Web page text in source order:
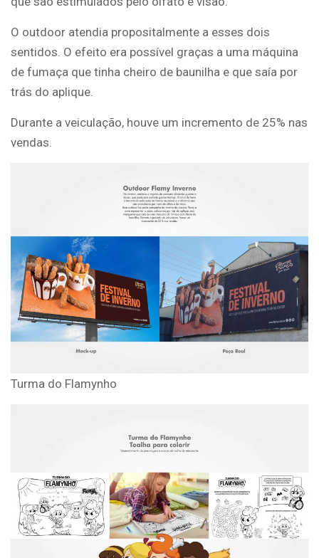
O outdoor atendia propositalmente a esses dois
sentidos. O efeito era possível graças a uma máquina
de fumaça que tinha cheiro de baunilha e que saía por
trás do aplique.
Durante a veiculação, houve um incremento de 25% nas
vendas.
Turma do Flamynho